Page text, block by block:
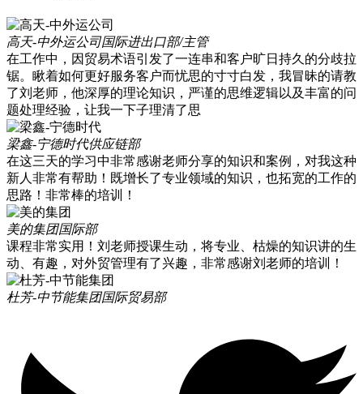
高天-中外运公司国际进出口部/主管
在工作中，因贸易术语引发了一连串和客户旷日持久的分歧拉
锯。瞅着如何更好服务客户而忧思的寸寸白发，我冒昧的请教
了刘老师，他深厚的理论知识，严谨的思维逻辑以及丰富的问
题处理经验，让我一下子理清了思
梁鑫-宁德时代供应链部
在这三天的学习中非常感谢老师分享的知识和案例，对我这种
新人非常有帮助！既增长了专业领域的知识，也拓宽的工作的
思路！非常棒的培训！
美的集团国际部
课程非常实用！刘老师授课生动，将专业、枯燥的知识讲的生
动、有趣，对外贸管理有了兴趣，非常感谢刘老师的培训！
杜芳-中节能集团国际贸易部